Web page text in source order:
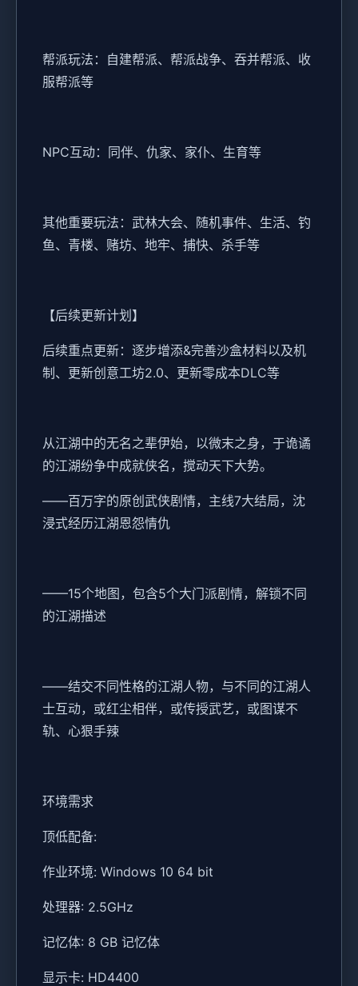
帮派玩法：自建帮派、帮派战争、吞并帮派、收
服帮派等
NPC互动：同伴、仇家、家仆、生育等
其他重要玩法：武林大会、随机事件、生活、钓
鱼、青楼、赌坊、地牢、捕快、杀手等
【后续更新计划】
后续重点更新：逐步增添&完善沙盒材料以及机
制、更新创意工坊2.0、更新零成本DLC等
从江湖中的无名之辈伊始，以微末之身，于诡谲
的江湖纷争中成就侠名，搅动天下大势。
——百万字的原创武侠剧情，主线7大结局，沈
浸式经历江湖恩怨情仇
——15个地图，包含5个大门派剧情，解锁不同
的江湖描述
——结交不同性格的江湖人物，与不同的江湖人
士互动，或红尘相伴，或传授武艺，或图谋不
轨、心狠手辣
环境需求
顶低配备:
作业环境: Windows 10 64 bit
处理器: 2.5GHz
记忆体: 8 GB 记忆体
显示卡: HD4400